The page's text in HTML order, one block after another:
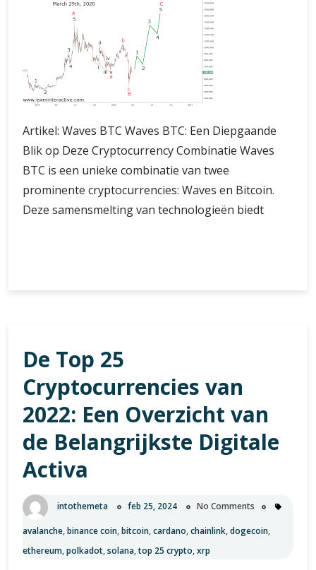
Artikel: Waves BTC Waves BTC: Een Diepgaande
Blik op Deze Cryptocurrency Combinatie Waves
BTC is een unieke combinatie van twee
prominente cryptocurrencies: Waves en Bitcoin.
Deze samensmelting van technologieën biedt
Een
Diepgaande
Blik
op
Deze
Cryptocurrency
Combinatie
De Top 25
Cryptocurrencies van
2022: Een Overzicht van
de Belangrijkste Digitale
Activa
intothemeta feb 25, 2024 No Comments
avalanche,binance coin,bitcoin,cardano,chainlink,dogecoin,
ethereum,polkadot,solana,top 25 crypto,xrp